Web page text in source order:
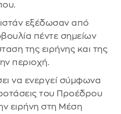
εξέδωσαν από
πέντε σημείων
της ειρήνης και της
περιοχή.
να ενεργεί σύμφωνα
του Προέδρου
ειρήνη στη Μέση